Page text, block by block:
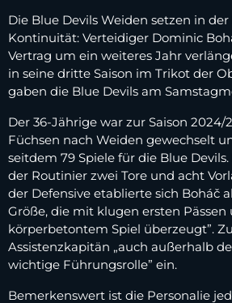
Die Blue Devils Weiden setzen in
Kontinuität: Verteidiger Dominic
Vertrag um ein weiteres Jahr
in seine dritte Saison im Trikot der
gaben die Blue Devils am
Der 36-Jährige war zur Saison 2024/
Füchsen nach Weiden gewechselt
seitdem 79 Spiele für die Blue
der Routinier zwei Tore und acht
der Defensive etablierte sich Boháč
Größe, die mit klugen ersten Pässen
körperbetontem Spiel überzeugt”.
Assistenzkapitän „auch außerhalb
wichtige Führungsrolle” ein.
Bemerkenswert ist die Personalie